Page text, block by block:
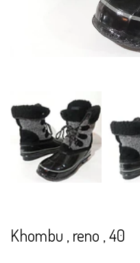
Khombu , reno , 40